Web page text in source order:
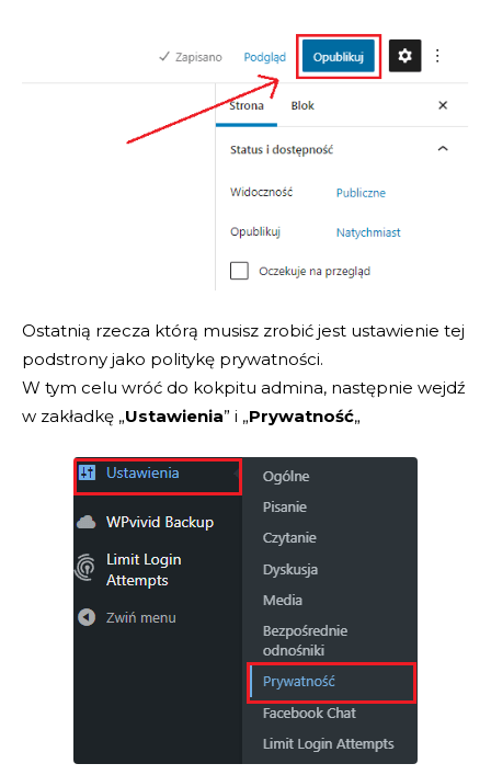
Ostatnią rzecza którą musisz zrobić jest ustawienie tej
podstrony jako politykę prywatności.
W tym celu wróć do kokpitu admina, następnie wejdź
w zakładkę „Ustawienia” i „Prywatność„